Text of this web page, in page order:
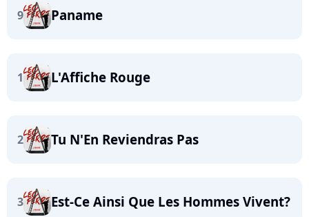
9 Paname
1 L'Affiche Rouge
2 Tu N'En Reviendras Pas
3 Est-Ce Ainsi Que Les Hommes Vivent?